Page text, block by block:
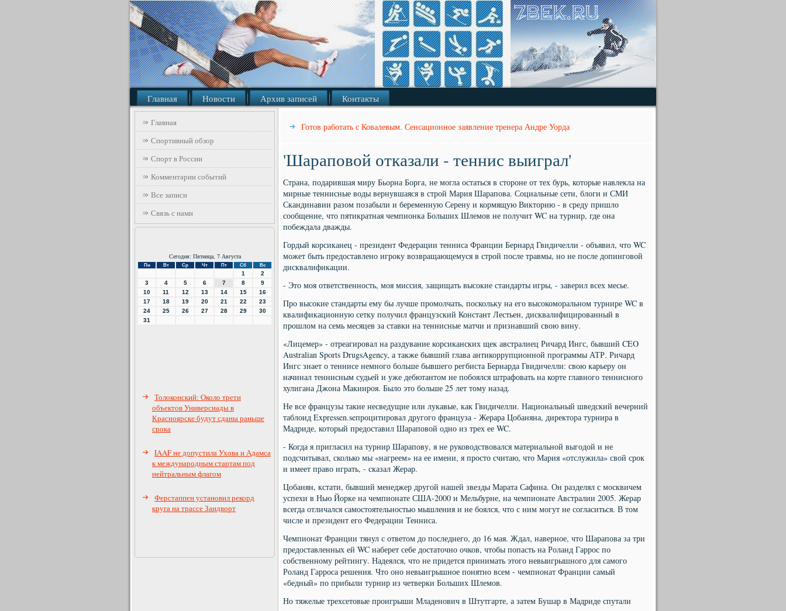
Главная Новости Архив записей Контакты
Главная
Спортивный обзор
Спорт в России
Комментарии событий
Все записи
Связь с нами
Сегодня: Пятница, 7 Августа
Пн Вт Ср Чт Пт Сб Вс
1
2
3
4 5 6 7 8
9
10
11 12 13 14 15
16
17
18 19 20 21 22
23
24
25 26 27 28 29
30
31
Толоконский: Около трети
объектов Универсиады в
Красноярске будут сданы раньше
срока
IAAF не допустила Ухова и Адамса
к международным стартам под
нейтральным флагом
Ферстаппен установил рекорд
круга на трассе Зандворт
Готов работать с Ковалевым. Сенсационное заявление тренера Андре Уорда
'Шараповой отказали - теннис выиграл'
Страна, подарившая миру Бьорна Борга, не могла остаться в стороне от тех бурь, которые навлекла на
мирные теннисные воды вернувшаяся в строй Мария Шарапова. Социальные сети, блоги и СМИ
Скандинавии разом позабыли и беременную Серену и кормящую Викторию - в среду пришло
сообщение, что пятикратная чемпионка Больших Шлемов не получит WC на турнир, где она
побеждала дважды.
Гордый корсиканец - президент Федерации тенниса Франции Бернард Гвидичелли - объявил, что WC
может быть предоставлено игроку возвращающемуся в строй после травмы, но не после допинговой
дисквалификации.
- Это моя ответственность, моя миссия, защищать высокие стандарты игры, - заверил всех месье.
Про высокие стандарты ему бы лучше промолчать, поскольку на его высокоморальном турнире WC в
квалификационную сетку получил французский Констант Лестьен, дисквалифицированный в
прошлом на семь месяцев за ставки на теннисные матчи и признавший свою вину.
«Лицемер» - отреагировал на раздувание корсиканских щек австралиец Ричард Ингс, бывший CEO
Australian Sports DrugsAgency, а также бывший глава антикоррупционной программы АТР. Ричард
Ингс знает о теннисе немного больше бывшего регбиста Бернарда Гвидичелли: свою карьеру он
начинал теннисным судьей и уже дебютантом не побоялся штрафовать на корте главного теннисного
хулигана Джона Макинроя. Было это больше 25 лет тому назад.
Не все французы такие несведущие или лукавые, как Гвидичелли. Национальный шведский вечерний
таблоид Expressen.seпроцитировал другого француза - Жерара Цобаняна, директора турнира в
Мадриде, который предоставил Шараповой одно из трех ее WC.
- Когда я пригласил на турнир Шарапову, я не руководствовался материальной выгодой и не
подсчитывал, сколько мы «нагреем» на ее имени, я просто считаю, что Мария «отслужила» свой срок
и имеет право играть, - сказал Жерар.
Цобанян, кстати, бывший менеджер другой нашей звезды Марата Сафина. Он разделял с москвичем
успехи в Нью Йорке на чемпионате США-2000 и Мельбурне, на чемпионате Австралии 2005. Жерар
всегда отличался самостоятельностью мышления и не боялся, что с ним могут не согласиться. В том
числе и президент его Федерации Тенниса.
Чемпионат Франции тянул с ответом до последнего, до 16 мая. Ждал, наверное, что Шарапова за три
предоставленных ей WC наберет себе достаточно очков, чтобы попасть на Роланд Гаррос по
собственному рейтингу. Надеялся, что не придется принимать этого невыигрышного для самого
Роланд Гарроса решения. Что оно невыигрышное понятно всем - чемпионат Франции самый
«бедный» по прибыли турнир из четверки Больших Шлемов.
Но тяжелые трехсетовые проигрыши Младенович в Штутгарте, а затем Бушар в Мадриде спутали